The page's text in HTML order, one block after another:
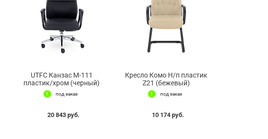
UTFC Канзас М-111
пластик/хром (черный)
под заказ
20 843 руб.
Кресло Комо Н/п пластик
Z21 (бежевый)
под заказ
10 174 руб.